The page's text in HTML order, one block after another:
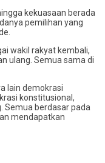
kekuasaan berada
pemilihan yang
wakil rakyat kembali,
ulang. Semua sama di
lain demokrasi
konstitusional,
Semua berdasar pada
mendapatkan